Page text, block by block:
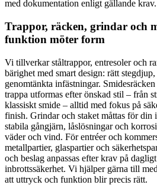
med dokumentation enligt gällande krav.
Trappor, räcken, grindar och
funktion möter form
Vi tillverkar ståltrappor, entresoler och
bärighet med smart design: rätt
genomtänkta infästningar.
trappa utformas efter önskad stil – från
klassiskt smide – alltid med fokus på
finish. Grindar och staket måttas för din
stabila gångjärn, låslösningar och
väder och vind. För entréer och
metallpartier, glaspartier och
och beslag anpassas efter krav på
inbrottssäkerhet. Vi hjälper gärna till
att uttryck och funktion blir precis rätt.